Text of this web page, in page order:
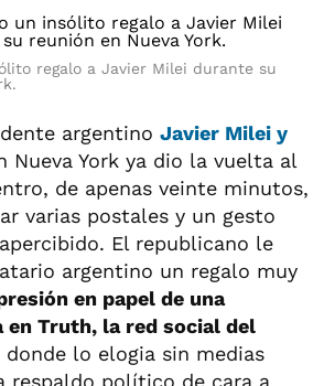
regalo a Javier Milei durante su
argentino Javier Milei y
Nueva York ya dio la vuelta al
de apenas veinte minutos,
varias postales y un gesto
El republicano le
argentino un regalo muy
en papel de una
en Truth, la red social del
donde lo elogia sin medias
respaldo político de cara a